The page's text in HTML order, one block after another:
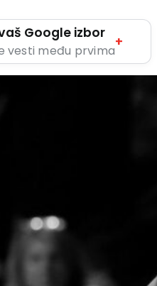
Google izbor
vesti među prvima
+